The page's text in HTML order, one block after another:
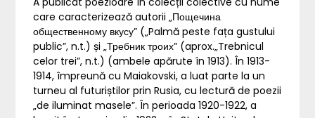
care caracterizează autorii „Пощечина
общественному вкусу” („Palmă peste fața gustului
public”, n.t.) și „Требник троих” (aprox.„Trebnicul
celor trei”, n.t.) (ambele apărute în 1913). În 1913-
1914, împreună cu Maiakovski, a luat parte la un
turneu al futuriștilor prin Rusia, cu lectură de poezii
„de iluminat masele”. În perioada 1920-1922, a